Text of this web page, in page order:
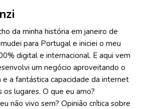
da minha história em janeiro de
para Portugal e iniciei o meu
digital e internacional. E aqui vem
um negócio aproveitando o
e a fantástica capacidade da internet
lugares. O que eu amo?
não vivo sem? Opinião crítica sobre